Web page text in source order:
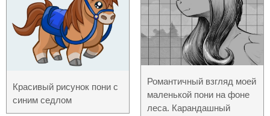
Красивый рисунок пони с
синим седлом
Романтичный взгляд моей
маленькой пони на фоне
леса. Карандашный